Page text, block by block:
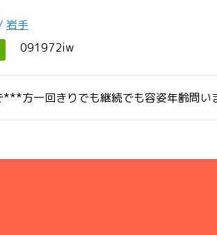
岩手
091972iw
***方一回きりでも継続でも容姿年齢問い